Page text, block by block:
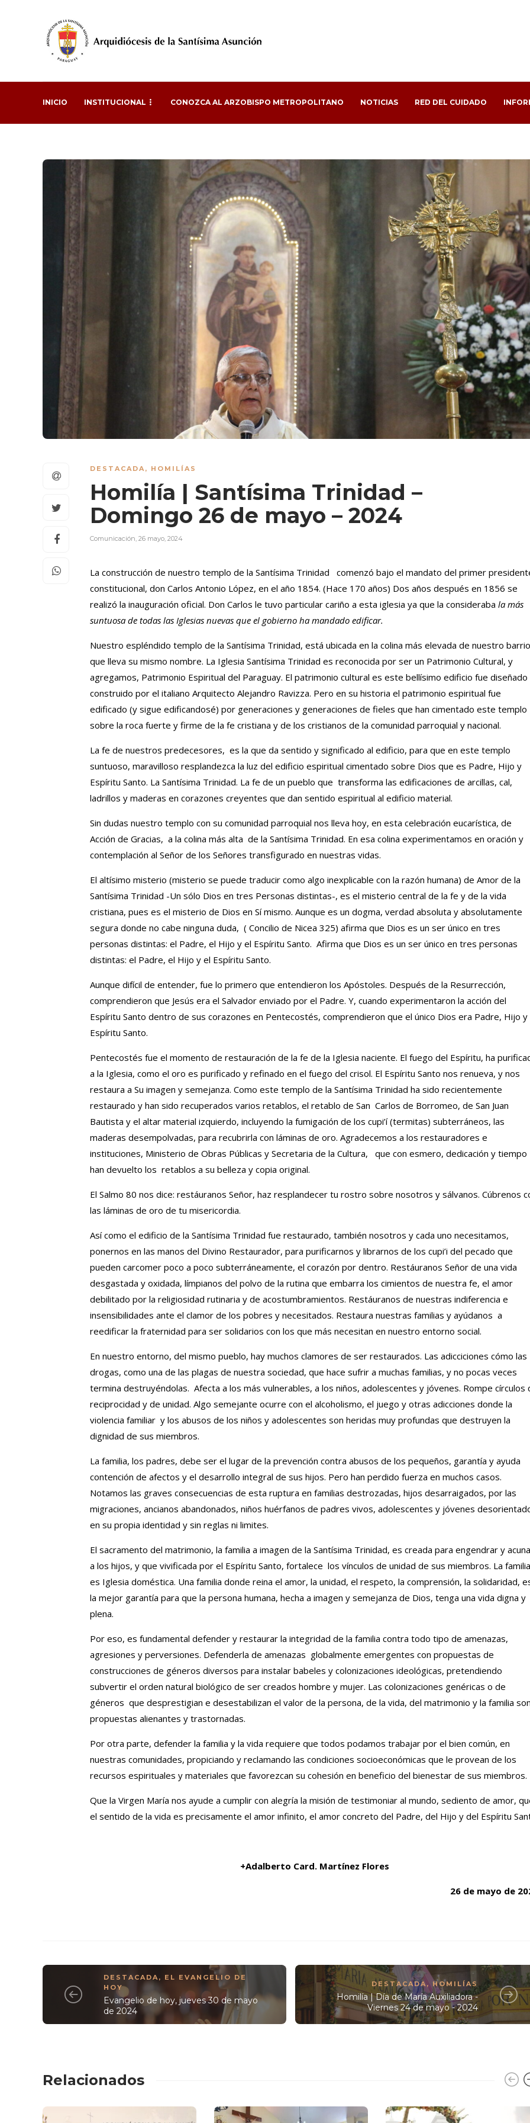
INICIO INSTITUCIONAL CONOZCA AL ARZOBISPO METROPOLITANO NOTICIAS RED DEL CUIDADO
DESTACADA, HOMILÍAS
Homilía | Santísima Trinidad –
Domingo 26 de mayo – 2024
Comunicación, 26 mayo, 2024
La construcción de nuestro templo de la Santísima Trinidad comenzó bajo el mandato del primer
constitucional, don Carlos Antonio López, en el año 1854. (Hace 170 años) Dos años después en 1856 se
realizó la inauguración oficial. Don Carlos le tuvo particular cariño a esta iglesia ya que la consideraba la más
suntuosa de todas las Iglesias nuevas que el gobierno ha mandado edificar.
Nuestro espléndido templo de la Santísima Trinidad, está ubicada en la colina más elevada de nuestro barrio
que lleva su mismo nombre. La Iglesia Santísima Trinidad es reconocida por ser un Patrimonio Cultural, y
agregamos, Patrimonio Espiritual del Paraguay. El patrimonio cultural es este bellísimo edificio fue diseñado
construido por el italiano Arquitecto Alejandro Ravizza. Pero en su historia el patrimonio espiritual fue
edificado (y sigue edificandosé) por generaciones y generaciones de fieles que han cimentado este templo
sobre la roca fuerte y firme de la fe cristiana y de los cristianos de la comunidad parroquial y nacional.
La fe de nuestros predecesores, es la que da sentido y significado al edificio, para que en este templo
suntuoso, maravilloso resplandezca la luz del edificio espiritual cimentado sobre Dios que es Padre, Hijo y
Espíritu Santo. La Santísima Trinidad. La fe de un pueblo que transforma las edificaciones de arcillas, cal,
ladrillos y maderas en corazones creyentes que dan sentido espiritual al edificio material.
Sin dudas nuestro templo con su comunidad parroquial nos lleva hoy, en esta celebración eucarística, de
Acción de Gracias, a la colina más alta de la Santísima Trinidad. En esa colina experimentamos en oración y
contemplación al Señor de los Señores transfigurado en nuestras vidas.
El altísimo misterio (misterio se puede traducir como algo inexplicable con la razón humana) de Amor de la
Santísima Trinidad -Un sólo Dios en tres Personas distintas-, es el misterio central de la fe y de la vida
cristiana, pues es el misterio de Dios en Sí mismo. Aunque es un dogma, verdad absoluta y absolutamente
segura donde no cabe ninguna duda, ( Concilio de Nicea 325) afirma que Dios es un ser único en tres
personas distintas: el Padre, el Hijo y el Espíritu Santo. Afirma que Dios es un ser único en tres personas
distintas: el Padre, el Hijo y el Espíritu Santo.
Aunque difícil de entender, fue lo primero que entendieron los Apóstoles. Después de la Resurrección,
comprendieron que Jesús era el Salvador enviado por el Padre. Y, cuando experimentaron la acción del
Espíritu Santo dentro de sus corazones en Pentecostés, comprendieron que el único Dios era Padre, Hijo y
Espíritu Santo.
Pentecostés fue el momento de restauración de la fe de la Iglesia naciente. El fuego del Espíritu, ha
a la Iglesia, como el oro es purificado y refinado en el fuego del crisol. El Espíritu Santo nos renueva, y nos
restaura a Su imagen y semejanza. Como este templo de la Santísima Trinidad ha sido recientemente
restaurado y han sido recuperados varios retablos, el retablo de San Carlos de Borromeo, de San Juan
Bautista y el altar material izquierdo, incluyendo la fumigación de los cupi’í (termitas) subterráneos, las
maderas desempolvadas, para recubrirla con láminas de oro. Agradecemos a los restauradores e
instituciones, Ministerio de Obras Públicas y Secretaria de la Cultura, que con esmero, dedicación y tiempo
han devuelto los retablos a su belleza y copia original.
El Salmo 80 nos dice: restáuranos Señor, haz resplandecer tu rostro sobre nosotros y sálvanos. Cúbrenos
las láminas de oro de tu misericordia.
Así como el edificio de la Santísima Trinidad fue restaurado, también nosotros y cada uno necesitamos,
ponernos en las manos del Divino Restaurador, para purificarnos y librarnos de los cupi’i del pecado que
pueden carcomer poco a poco subterráneamente, el corazón por dentro. Restáuranos Señor de una vida
desgastada y oxidada, límpianos del polvo de la rutina que embarra los cimientos de nuestra fe, el amor
debilitado por la religiosidad rutinaria y de acostumbramientos. Restáuranos de nuestras indiferencia e
insensibilidades ante el clamor de los pobres y necesitados. Restaura nuestras familias y ayúdanos a
reedificar la fraternidad para ser solidarios con los que más necesitan en nuestro entorno social.
En nuestro entorno, del mismo pueblo, hay muchos clamores de ser restaurados. Las adicciciones cómo las
drogas, como una de las plagas de nuestra sociedad, que hace sufrir a muchas familias, y no pocas veces
termina destruyéndolas. Afecta a los más vulnerables, a los niños, adolescentes y jóvenes. Rompe círculos
reciprocidad y de unidad. Algo semejante ocurre con el alcoholismo, el juego y otras adicciones donde la
violencia familiar y los abusos de los niños y adolescentes son heridas muy profundas que destruyen la
dignidad de sus miembros.
La familia, los padres, debe ser el lugar de la prevención contra abusos de los pequeños, garantía y ayuda
contención de afectos y el desarrollo integral de sus hijos. Pero han perdido fuerza en muchos casos.
Notamos las graves consecuencias de esta ruptura en familias destrozadas, hijos desarraigados, por las
migraciones, ancianos abandonados, niños huérfanos de padres vivos, adolescentes y jóvenes
en su propia identidad y sin reglas ni limites.
El sacramento del matrimonio, la familia a imagen de la Santísima Trinidad, es creada para engendrar y
a los hijos, y que vivificada por el Espíritu Santo, fortalece los vínculos de unidad de sus miembros. La familia
es Iglesia doméstica. Una familia donde reina el amor, la unidad, el respeto, la comprensión, la solidaridad,
la mejor garantía para que la persona humana, hecha a imagen y semejanza de Dios, tenga una vida digna y
plena.
Por eso, es fundamental defender y restaurar la integridad de la familia contra todo tipo de amenazas,
agresiones y perversiones. Defenderla de amenazas globalmente emergentes con propuestas de
construcciones de géneros diversos para instalar babeles y colonizaciones ideológicas, pretendiendo
subvertir el orden natural biológico de ser creados hombre y mujer. Las colonizaciones genéricas o de
géneros que desprestigian e desestabilizan el valor de la persona, de la vida, del matrimonio y la familia
propuestas alienantes y trastornadas.
Por otra parte, defender la familia y la vida requiere que todos podamos trabajar por el bien común, en
nuestras comunidades, propiciando y reclamando las condiciones socioeconómicas que le provean de los
recursos espirituales y materiales que favorezcan su cohesión en beneficio del bienestar de sus miembros.
Que la Virgen María nos ayude a cumplir con alegría la misión de testimoniar al mundo, sediento de amor,
el sentido de la vida es precisamente el amor infinito, el amor concreto del Padre, del Hijo y del Espíritu
+Adalberto Card. Martínez Flores
26 de mayo de
DESTACADA, EL EVANGELIO DE
HOY
Evangelio de hoy, jueves 30 de mayo
de 2024
DESTACADA , HOMILÍAS
Homilía | Día de María Auxiliadora -
Viernes 24 de mayo - 2024
Relacionados